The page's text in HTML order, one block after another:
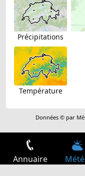
Précipitations
Température
Données © par
Annuaire